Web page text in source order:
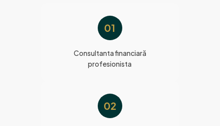
01
Consultanta financiară
profesionista
02